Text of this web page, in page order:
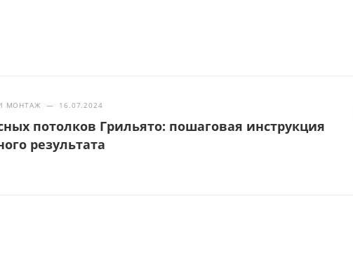
МОНТАЖ — 16.07.2024
потолков Грильято: пошаговая инструкция
результата